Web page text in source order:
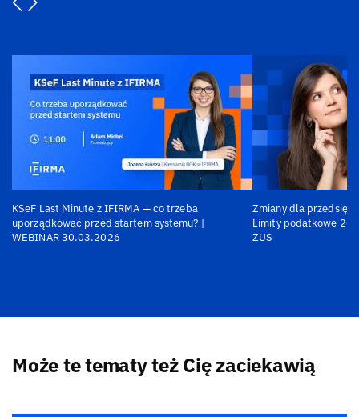
KSeF Last Minute z IFIRMA — co trzeba
uporządkować przed startem systemu? |
WEBINAR 30.03.2026
Zmiany dla
Limity podatkowe
ZUS
Może te tematy też Cię zaciekawią